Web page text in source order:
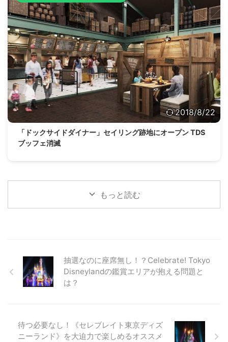
2018/8/22
「ドックサイドダイナー」セイリング跡地にオープン TDS
ブッフェ消滅
もっと読む
抽選なのに座席無し！？Celebrate! Tokyo
Disneylandの鑑賞エリアが抱える問題と
は？
待つ必要なし！《セレブレイト東京ディズ
ニーランド》を大迫力で楽しめるオススメ